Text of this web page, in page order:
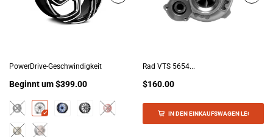
PowerDrive-Geschwindigkeit
Beginnt um$399.00
Rad VTS 5654...
$160.00
IN DEN EINKAUFSWAGEN LEGEN